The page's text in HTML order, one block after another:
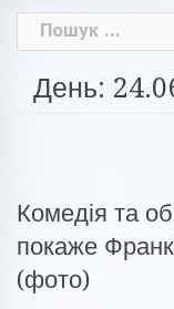
Пошук:
День:
Комедія та
покаже
(фото)